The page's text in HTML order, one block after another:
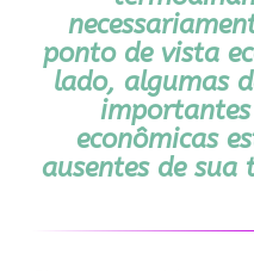
ponto de vista
lado, algumas
econômicas
ausentes de